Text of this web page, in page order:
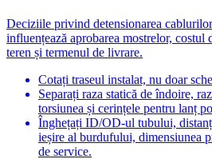
Deciziile privind detensionarea
influențează aprobarea mostrelor,
teren și termenul de livrare.
Cotați traseul instalat, nu doar
Separați raza statică de îndoire,
torsiunea și cerințele pentru lanț
Înghețați ID/OD-ul tubului,
ieșire al burdufului, dimensiunea
de service.